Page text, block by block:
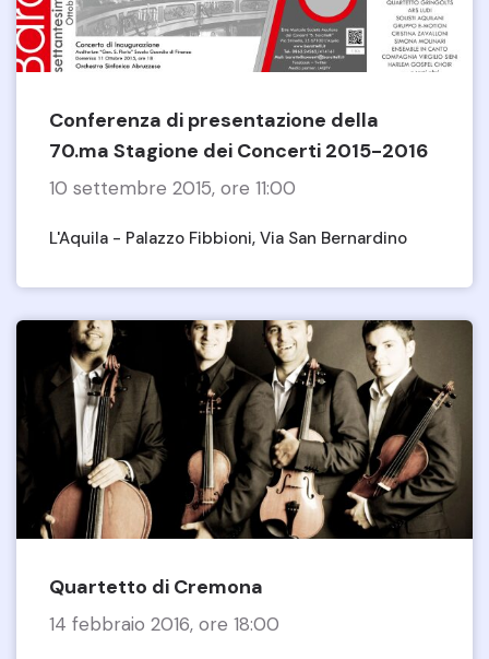
Conferenza di presentazione della
70.ma Stagione dei Concerti 2015-2016
10 settembre 2015, ore 11:00
L'Aquila - Palazzo Fibbioni, Via San Bernardino
Quartetto di Cremona
14 febbraio 2016, ore 18:00